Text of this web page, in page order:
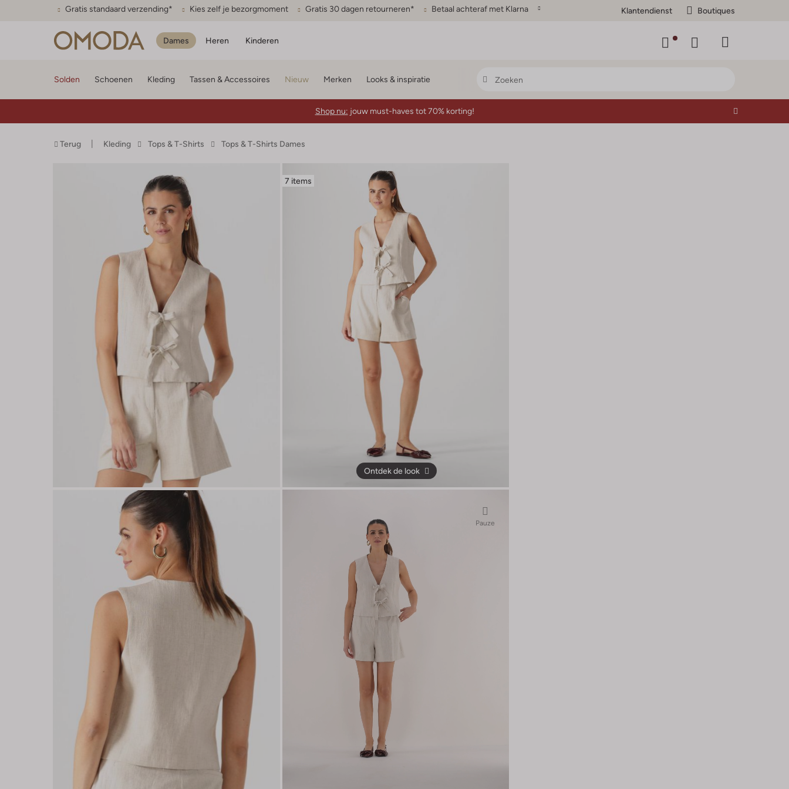
Gratis standaard verzending* Kies zelf je bezorgmoment Gratis 30 dagen retourneren* Betaal achteraf met Klarna Klantendienst Boutiques
Dames Heren Kinderen
Solden Schoenen Kleding Tassen & Accessoires Nieuw Merken Looks & inspiratie
Shop nu: jouw must-haves tot 70% korting!
Terug Kleding Tops & T-Shirts Tops & T-Shirts Dames
7 items
Ontdek de look
Pauze